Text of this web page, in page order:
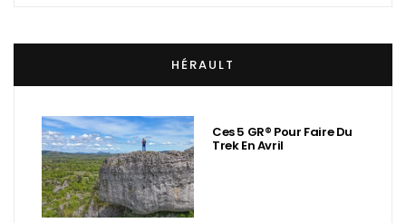
HÉRAULT
Ces 5 GR® Pour Faire Du
Trek En Avril